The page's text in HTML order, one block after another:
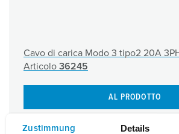
Zustimmung Details
Cavo di carica Modo 3 tipo2 20A
Articolo 36245
AL PRODOTTO